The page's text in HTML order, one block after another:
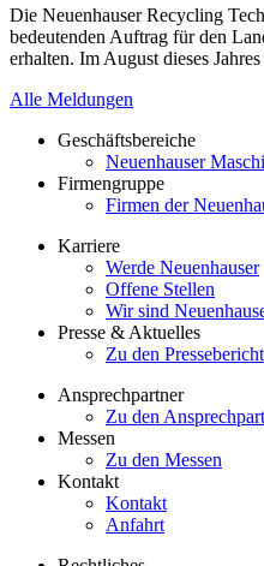
Die Neuenhauser Recycling
bedeutenden Auftrag für den
erhalten. Im August dieses
Alle Meldungen
Geschäftsbereiche
Neuenhauser
Firmengruppe
Firmen der
Karriere
Werde Neuenhauser
Offene Stellen
Wir sind
Presse & Aktuelles
Zu den
Ansprechpartner
Zu den
Messen
Zu den Messen
Kontakt
Kontakt
Anfahrt